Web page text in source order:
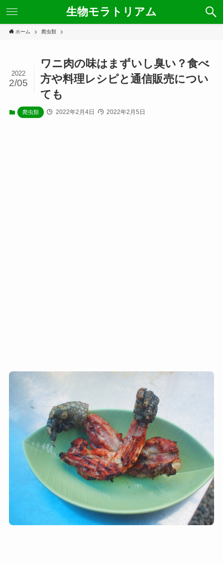
生物モラトリアム
ホーム 爬虫類
ワニ肉の味はまずいし臭い？食べ
方や料理レシピと通信販売につい
ても
2022
2/05
爬虫類 2022年2月4日 2022年2月5日